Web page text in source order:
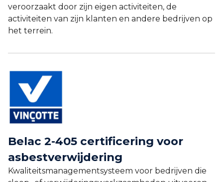
veroorzaakt door zijn eigen activiteiten, de
activiteiten van zijn klanten en andere bedrijven op
het terrein.
Belac 2-405 certificering voor
asbestverwijdering
Kwaliteitsmanagementsysteem voor bedrijven die